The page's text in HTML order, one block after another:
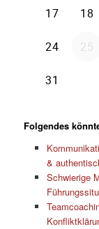
Folgendes
&
Schwierige